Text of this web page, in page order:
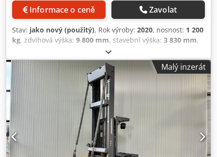
Informace o ceně Zavolat
Stav: jako nový (použitý), Rok výroby: 2020, nosnost: 1 200
kg, zdvihová výška: 9 800 mm, stavební výška: 3 830 mm,
, typ paliva:
stožáru:triplex, Výrobce + model: JUNGHEINRICH EKS 412 s
Stožár: Z + i - 3F9800 ID: 25114.5389 Kategorie: Použité
Stožár: Triplex (3F) Snížená výška: 3830 mm Výška zdvihu:
9800 mm Nosnost: 1200 kg Výška plošiny: 9000 mm
Credjzq Ui Sepfx Am Eef Výška vychystávání: 10600 mm
Inicializace: Ano Šířka kabiny: 1300 mm Rok: 2020
Motohodiny: 3869 h Kapacita baterie: 48 V / 620 Ah
Volitelné vybavení: Kompletní výbava!! - Triplex stožár - FFL
- BEZPEČNOSTNÍ dveře s funkcí náklonu!! - PSA - Blue Spot
- Nastavitelné vidlice! - Indukční / navádění po drátu
Malý inzerát